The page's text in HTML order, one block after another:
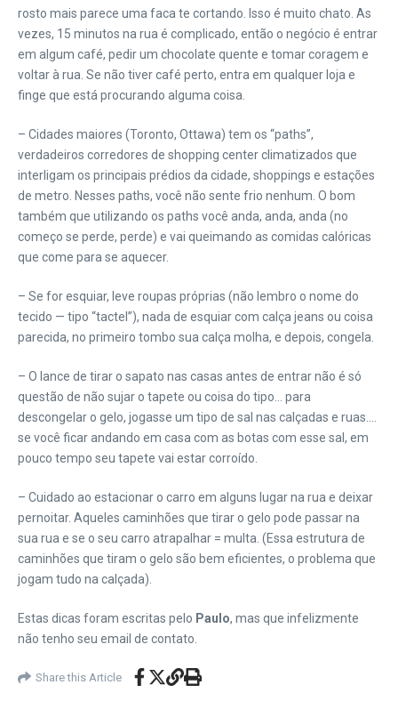
rosto mais parece uma faca te cortando. Isso é muito chato. As
vezes, 15 minutos na rua é complicado, então o negócio é entrar
em algum café, pedir um chocolate quente e tomar coragem e
voltar à rua. Se não tiver café perto, entra em qualquer loja e
finge que está procurando alguma coisa.
– Cidades maiores (Toronto, Ottawa) tem os “paths”,
verdadeiros corredores de shopping center climatizados que
interligam os principais prédios da cidade, shoppings e estações
de metro. Nesses paths, você não sente frio nenhum. O bom
também que utilizando os paths você anda, anda, anda (no
começo se perde, perde) e vai queimando as comidas calóricas
que come para se aquecer.
– Se for esquiar, leve roupas próprias (não lembro o nome do
tecido — tipo “tactel”), nada de esquiar com calça jeans ou coisa
parecida, no primeiro tombo sua calça molha, e depois, congela.
– O lance de tirar o sapato nas casas antes de entrar não é só
questão de não sujar o tapete ou coisa do tipo… para
descongelar o gelo, jogasse um tipo de sal nas calçadas e ruas….
se você ficar andando em casa com as botas com esse sal, em
pouco tempo seu tapete vai estar corroído.
– Cuidado ao estacionar o carro em alguns lugar na rua e deixar
pernoitar. Aqueles caminhões que tirar o gelo pode passar na
sua rua e se o seu carro atrapalhar = multa. (Essa estrutura de
caminhões que tiram o gelo são bem eficientes, o problema que
jogam tudo na calçada).
Estas dicas foram escritas pelo Paulo, mas que infelizmente
não tenho seu email de contato.
Share this Article